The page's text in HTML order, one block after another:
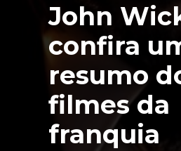
John
confira
resumo
filmes da
franquia